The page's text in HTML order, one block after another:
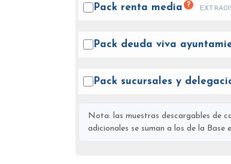
Pack renta media ?
Pack deuda viva
Pack sucursales y
Nota: las muestras descargables de
adicionales se suman a los de la